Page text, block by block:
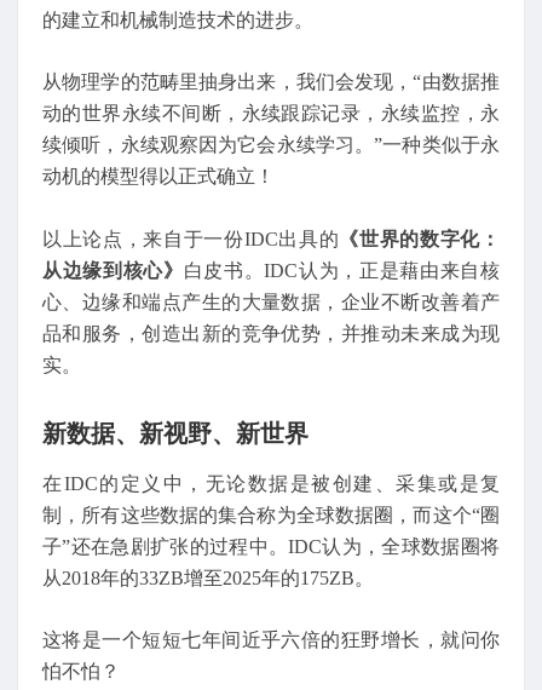
的建立和机械制造技术的进步。
从物理学的范畴里抽身出来，我们会发现，“由数据推
动的世界永续不间断，永续跟踪记录，永续监控，永
续倾听，永续观察因为它会永续学习。”一种类似于永
动机的模型得以正式确立！
以上论点，来自于一份IDC出具的 《世界的数字化：
从边缘到核心》 白皮书。IDC认为，正是藉由来自核
心、边缘和端点产生的大量数据，企业不断改善着产
品和服务，创造出新的竞争优势，并推动未来成为现
实。
新数据、新视野、新世界
在IDC的定义中，无论数据是被创建、采集或是复
制，所有这些数据的集合称为全球数据圈，而这个“圈
子”还在急剧扩张的过程中。IDC认为，全球数据圈将
从2018年的33ZB增至2025年的175ZB。
这将是一个短短七年间近乎六倍的狂野增长，就问你
怕不怕？